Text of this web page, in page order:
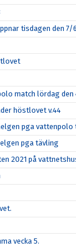
tisdagen den 7/
match lördag den
höstlovet v.44
pga vattenpolo
pga tävling
2021 på
vecka 5.